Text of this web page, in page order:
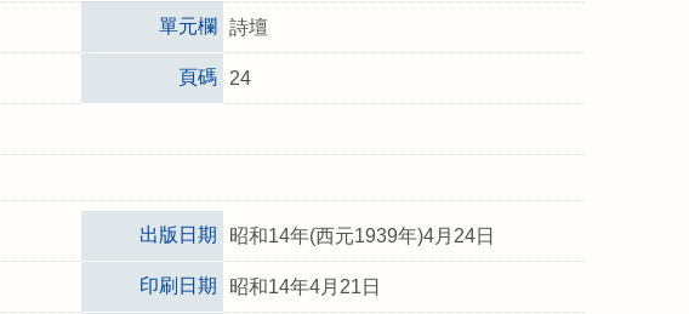
單元欄 詩壇
頁碼 24
出版日期 昭和14年(西元1939年)4月24日
印刷日期 昭和14年4月21日